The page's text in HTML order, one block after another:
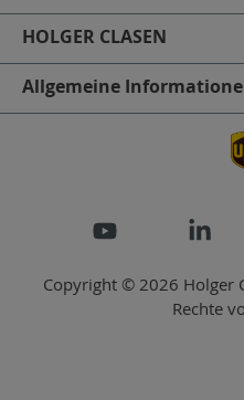
HOLGER CLASEN
Allgemeine
Copyright © 2026 Holger
Rechte